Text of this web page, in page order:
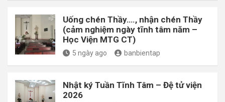
Uống chén Thầy…., nhận chén Thầy
(cảm nghiệm ngày tĩnh tâm năm –
Học Viện MTG CT)
5 ngày ago banbientap
Nhật ký Tuần Tĩnh Tâm – Đệ tử viện
2026